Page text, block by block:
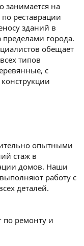
занимается на
реставрации
зданий в
пределами города.
обещает
типов
с
опытными
стаж в
домов. Наши
работу с
деталей.
по ремонту и